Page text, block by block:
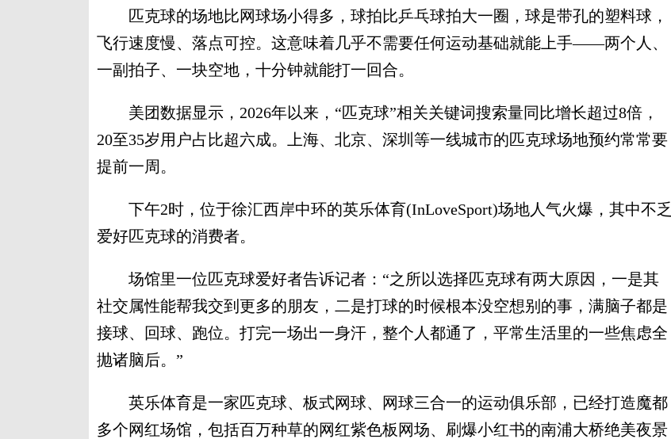
匹克球的场地比网球场小得多，球拍比乒乓球拍大一圈，球是带孔的塑料球，
飞行速度慢、落点可控。这意味着几乎不需要任何运动基础就能上手——两个人、
一副拍子、一块空地，十分钟就能打一回合。
美团数据显示，2026年以来，“匹克球”相关关键词搜索量同比增长超过8倍，
20至35岁用户占比超六成。上海、北京、深圳等一线城市的匹克球场地预约常常要
提前一周。
下午2时，位于徐汇西岸中环的英乐体育(InLoveSport)场地人气火爆，其中不乏
爱好匹克球的消费者。
场馆里一位匹克球爱好者告诉记者：“之所以选择匹克球有两大原因，一是其
社交属性能帮我交到更多的朋友，二是打球的时候根本没空想别的事，满脑子都是
接球、回球、跑位。打完一场出一身汗，整个人都通了，平常生活里的一些焦虑全
抛诸脑后。”
英乐体育是一家匹克球、板式网球、网球三合一的运动俱乐部，已经打造魔都
多个网红场馆，包括百万种草的网红紫色板网场、刷爆小红书的南浦大桥绝美夜景